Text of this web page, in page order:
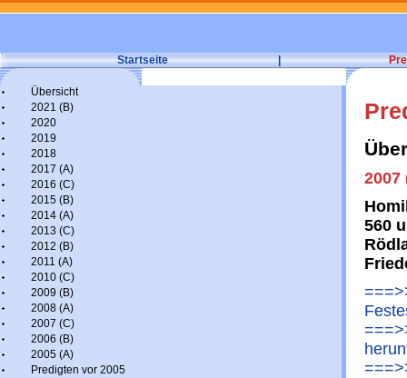
Startseite |
Übersicht
2021 (B)
2020
2019
2018
2017 (A)
2016 (C)
2015 (B)
2014 (A)
2013 (C)
2012 (B)
2011 (A)
2010 (C)
2009 (B)
2008 (A)
2007 (C)
2006 (B)
2005 (A)
Predigten vor 2005
2007
560